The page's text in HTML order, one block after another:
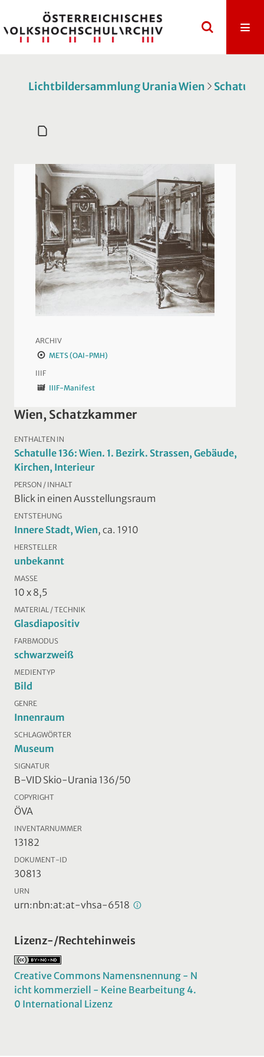
Lichtbildersammlung Urania Wien Schatulle
ARCHIV
METS (OAI-PMH)
IIIF
IIIF-Manifest
Wien, Schatzkammer
ENTHALTEN IN
Schatulle 136: Wien. 1. Bezirk. Strassen, Gebäude,
Kirchen, Interieur
PERSON / INHALT
Blick in einen Ausstellungsraum
ENTSTEHUNG
Innere Stadt, Wien, ca. 1910
HERSTELLER
unbekannt
MASSE
10 x 8,5
MATERIAL / TECHNIK
Glasdiapositiv
FARBMODUS
schwarzweiß
MEDIENTYP
Bild
GENRE
Innenraum
SCHLAGWÖRTER
Museum
SIGNATUR
B-VID Skio-Urania 136/50
COPYRIGHT
ÖVA
INVENTARNUMMER
13182
DOKUMENT-ID
30813
URN
urn:nbn:at:at-vhsa-6518
Lizenz-/Rechtehinweis
Creative Commons Namensnennung - N
icht kommerziell - Keine Bearbeitung 4.
0 International Lizenz